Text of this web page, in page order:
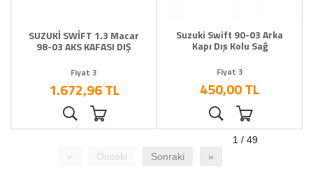
SUZUKİ SWİFT 1.3 Macar
98-03 AKS KAFASI DIŞ
Fiyat 3
1.672,96 TL
Suzuki Swift 90-03 Arka
Kapı Dış Kolu Sağ
Fiyat 3
450,00 TL
« Önceki Sonraki »
1 / 49